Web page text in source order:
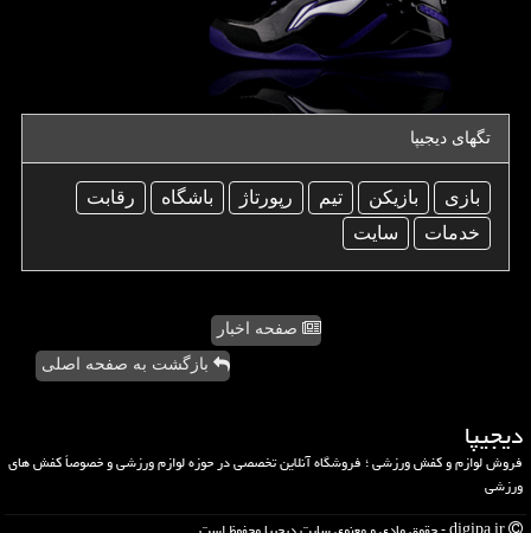
تگهای دیجیپا
بازی بازیكن تیم رپورتاژ باشگاه
رقابت
خدمات
سایت
صفحه اخبار
بازگشت به صفحه اصلی
دیجیپا
فروش لوازم و کفش ورزشی ؛ فروشگاه آنلاین تخصصی در حوزه لوازم ورزشی و خصوصاً کفش های
ورزشی